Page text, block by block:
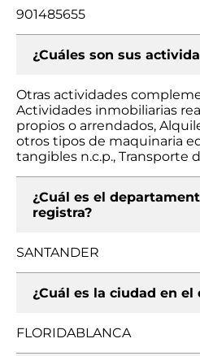
901485655
¿Cuáles son sus
Otras actividades
Actividades inmobiliarias
propios o arrendados,
otros tipos de maquinaria
tangibles n.c.p., Transporte
¿Cuál es el
registra?
SANTANDER
¿Cuál es la ciudad en el
FLORIDABLANCA